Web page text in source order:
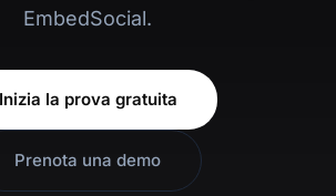
EmbedSocial.
Inizia la prova gratuita
Prenota una demo